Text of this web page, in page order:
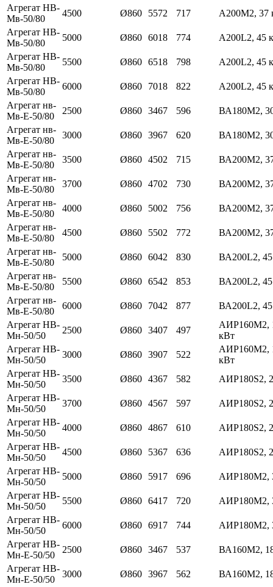
Агрегат НВ-
Мв-50/80
4500 Ø860 5572 717
А200М2, 37
Агрегат НВ-
Мв-50/80
5000 Ø860 6018 774
А200L2, 45
Агрегат НВ-
Мв-50/80
5500 Ø860 6518 798
А200L2, 45
Агрегат НВ-
Мв-50/80
6000 Ø860 7018 822
А200L2, 45
Агрегат нв-
Мв-Е-50/80
2500 Ø860 3467 596
ВА180М2,
Агрегат нв-
Мв-Е-50/80
3000 Ø860 3967 620
ВА180М2,
Агрегат нв-
Мв-Е-50/80
3500 Ø860 4502 715
ВА200М2,
Агрегат нв-
Мв-Е-50/80
3700 Ø860 4702 730
ВА200М2,
Агрегат нв-
Мв-Е-50/80
4000 Ø860 5002 756
ВА200М2,
Агрегат нв-
Мв-Е-50/80
4500 Ø860 5502 772
ВА200М2,
Агрегат нв-
Мв-Е-50/80
5000 Ø860 6042 830
ВА200L2,
Агрегат нв-
Мв-Е-50/80
5500 Ø860 6542 853
ВА200L2,
Агрегат нв-
Мв-Е-50/80
6000 Ø860 7042 877
ВА200L2,
Агрегат НВ-
Мн-50/50
2500 Ø860 3407 497
АИР160М2,
кВт
Агрегат НВ-
Мн-50/50
3000 Ø860 3907 522
АИР160М2,
кВт
Агрегат НВ-
Мн-50/50
3500 Ø860 4367 582
АИР180S2,
Агрегат НВ-
Мн-50/50
3700 Ø860 4567 597
АИР180S2,
Агрегат НВ-
Мн-50/50
4000 Ø860 4867 610
АИР180S2,
Агрегат НВ-
Мн-50/50
4500 Ø860 5367 636
АИР180S2,
Агрегат НВ-
Мн-50/50
5000 Ø860 5917 696
АИР180М2,
Агрегат НВ-
Мн-50/50
5500 Ø860 6417 720
АИР180М2,
Агрегат НВ-
Мн-50/50
6000 Ø860 6917 744
АИР180М2,
Агрегат НВ-
Мн-Е-50/50
2500 Ø860 3467 537
ВА160М2,
Агрегат НВ-
Мн-Е-50/50
3000 Ø860 3967 562
ВА160М2,